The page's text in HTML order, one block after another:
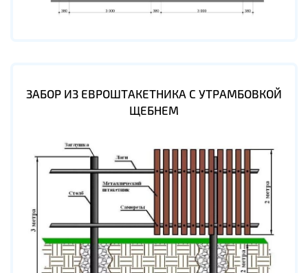
ЗАБОР ИЗ ЕВРОШТАКЕТНИКА С УТРАМБОВКОЙ
ЩЕБНЕМ